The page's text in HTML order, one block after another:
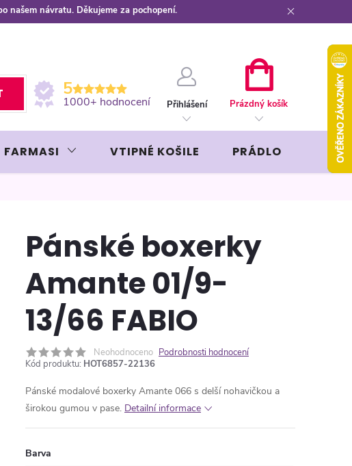
našem návratu. Děkujeme za pochopení.
5
1000+ hodnocení Přihlášení
KOŠÍK
Prázdný košík
FARMASI VTIPNÉ KOŠILE PRÁDLO
Pánské boxerky
Amante 01/9-
13/66 FABIO
Neohodnoceno Podrobnosti hodnocení
Kód produktu: HOT6857-22136
Pánské modalové boxerky Amante 066 s delší nohavičkou a
širokou gumou v pase. Detailní informace
Barva